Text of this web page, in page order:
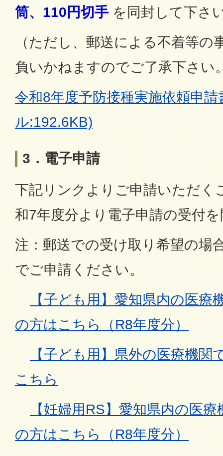
筒、110円切手 を同封して下さ
（ただし、郵送による不着等
負いかねますのでご了承下さい
令和8年度予防接種実施依頼申
ル:192.6KB)
3．電子申請
下記リンクよりご申請いただく
和7年度分より電子申請の受付
注：郵送での受け取り希望の場
でご申請ください。
【子ども用】愛知県内の医療
の方はこちら（R8年度分）
【子ども用】県外の医療機関
こちら
【妊婦用RS】愛知県内の医
の方はこちら（R8年度分）